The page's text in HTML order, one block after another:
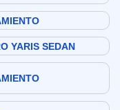
YARIS SEDAN